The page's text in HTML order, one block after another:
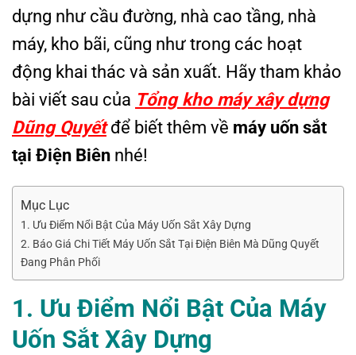
dựng như cầu đường, nhà cao tầng, nhà
máy, kho bãi, cũng như trong các hoạt
động khai thác và sản xuất. Hãy tham khảo
bài viết sau của Tổng kho máy xây dựng
Dũng Quyếtđể biết thêm về máy uốn sắt
tại Điện Biên nhé!
Mục Lục
1. Ưu Điểm Nổi Bật Của Máy Uốn Sắt Xây Dựng
2. Báo Giá Chi Tiết Máy Uốn Sắt Tại Điện Biên Mà Dũng Quyết
Đang Phân Phối
1. Ưu Điểm Nổi Bật Của Máy
Uốn Sắt Xây Dựng